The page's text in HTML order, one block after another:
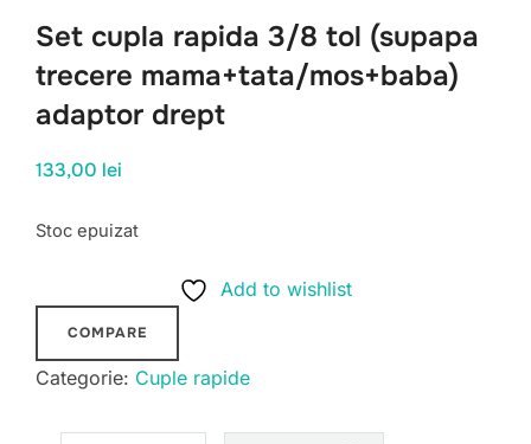
Set cupla rapida 3/8 tol (supapa
trecere mama+tata/mos+baba)
adaptor drept
133,00 lei
Stoc epuizat
Add to wishlist
COMPARE
Categorie: Cuple rapide